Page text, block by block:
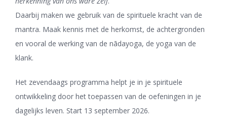
Daarbij maken we gebruik van de spirituele kracht van de
mantra. Maak kennis met de herkomst, de achtergronden
en vooral de werking van de nādayoga, de yoga van de
klank.
Het zevendaags programma helpt je in je spirituele
ontwikkeling door het toepassen van de oefeningen in je
dagelijks leven. Start 13 september 2026.